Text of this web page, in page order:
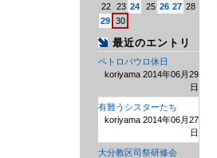
22 23 24 25 26 27 28
29 30
最近のエントリ
ペトロパウロ休日
koriyama 2014年06月29
日
有難うシスターたち
koriyama 2014年06月27
日
大分教区司祭研修会